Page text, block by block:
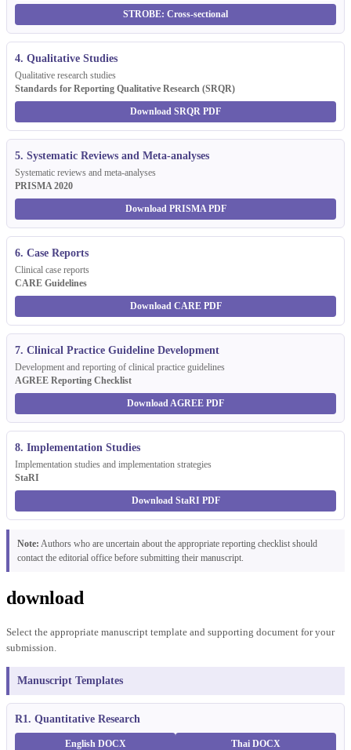
STROBE: Cross-sectional
4. Qualitative Studies
Qualitative research studies
Standards for Reporting Qualitative Research (SRQR)
Download SRQR PDF
5. Systematic Reviews and Meta-analyses
Systematic reviews and meta-analyses
PRISMA 2020
Download PRISMA PDF
6. Case Reports
Clinical case reports
CARE Guidelines
Download CARE PDF
7. Clinical Practice Guideline Development
Development and reporting of clinical practice guidelines
AGREE Reporting Checklist
Download AGREE PDF
8. Implementation Studies
Implementation studies and implementation strategies
StaRI
Download StaRI PDF
Note: Authors who are uncertain about the appropriate reporting checklist should
contact the editorial office before submitting their manuscript.
download
Select the appropriate manuscript template and supporting document for your
submission.
Manuscript Templates
R1. Quantitative Research
English DOCX Thai DOCX